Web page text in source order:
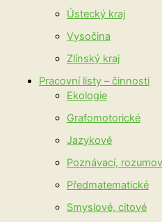
Ústecký kraj
Vysočina
Zlínský kraj
Pracovní listy – činnosti
Ekologie
Grafomotorické
Jazykové
Poznávací,
Předmatematické
Smyslové, citové